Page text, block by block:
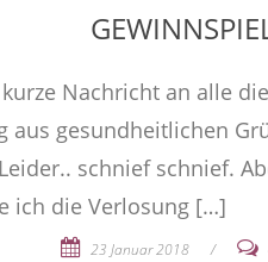
Nachricht an alle
aus gesundheitlichen
schnief schnief.
ich die Verlosung […]
23 Januar 2018 /